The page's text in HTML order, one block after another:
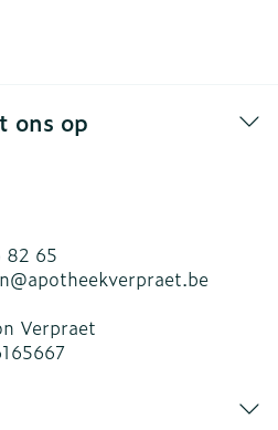
ons op
82 65
apotheekverpraet.be
Verpraet